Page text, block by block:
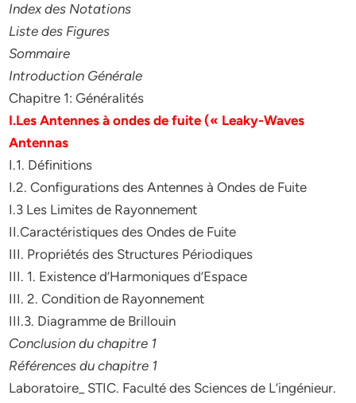
Index des Notations
Liste des Figures
Sommaire
Introduction Générale
Chapitre 1: Généralités
I.Les Antennes à ondes de fuite (« Leaky-Waves
Antennas
I.1. Définitions
I.2. Configurations des Antennes à Ondes de Fuite
I.3 Les Limites de Rayonnement
II.Caractéristiques des Ondes de Fuite
III. Propriétés des Structures Périodiques
III. 1. Existence d’Harmoniques d’Espace
III. 2. Condition de Rayonnement
III.3. Diagramme de Brillouin
Conclusion du chapitre 1
Références du chapitre 1
Laboratoire_ STIC. Faculté des Sciences de L’ingénieur.